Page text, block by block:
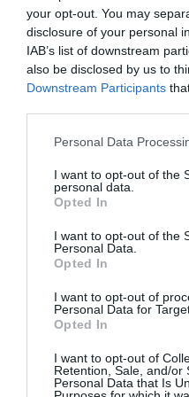
your opt-out. You may
disclosure of your personal
IAB’s list of downstream
also be disclosed by us to
Downstream Participants
Personal Data
I want to opt-out of the
personal data.
Opted In
I want to opt-out of the
Personal Data.
Opted In
I want to opt-out of
Personal Data for
Opted In
I want to opt-out of
Retention, Sale, and/or
Personal Data that Is
otra. A pesar de su
caracterización por fases
útil en la práctica diaria:
Fase 3: culpabilización.
Fase 4: aceptación.
Al principio, la
someten al paciente a
psicológica que se
emocional. El paciente
sensación que va del
ser breve, pero es
tratamiento psicológico o
pacientes con